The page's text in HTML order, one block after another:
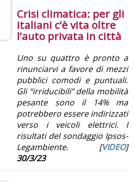
Crisi climatica: per gli
italiani c’è vita oltre
l’auto privata in città
Uno su quattro è pronto a
rinunciarvi a favore di mezzi
pubblici comodi e puntuali.
Gli “irriducibili” della mobilità
pesante sono il 14% ma
potrebbero essere indirizzati
verso i veicoli elettrici. I
risultati del sondaggio Ipsos-
Legambiente. [VIDEO]
30/3/23